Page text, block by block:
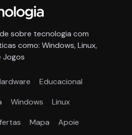
sobre tecnologia com
como: Windows, Linux,
Jogos
Educacional
Windows
Linux
Mapa Apoie